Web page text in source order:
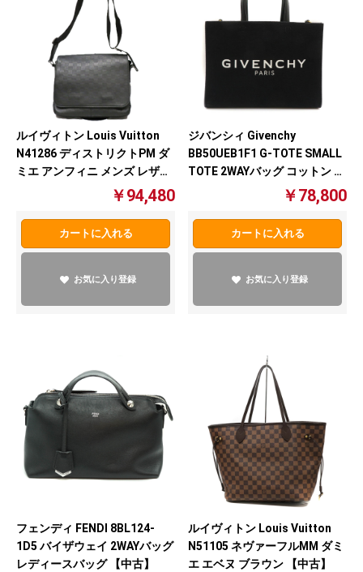
ルイヴィトン Louis Vuitton
N41286 ディストリクトPM ダ
ミエ アンフィニ メンズ レザー
PVC ブラック 【中古】￥94,480
カートに入れる
お気に入り登録
ジバンシィ Givenchy
BB50UEB1F1 G-TOTE SMALL
TOTE 2WAYバッグ コットン ブ
￥78,800
カートに入れる
お気に入り登録
フェンディ FENDI 8BL124-
1D5 バイザウェイ 2WAYバッグ
レディースバッグ 【中古】
ルイヴィトン Louis Vuitton
N51105 ネヴァーフルMM ダミ
エ エベヌ ブラウン 【中古】